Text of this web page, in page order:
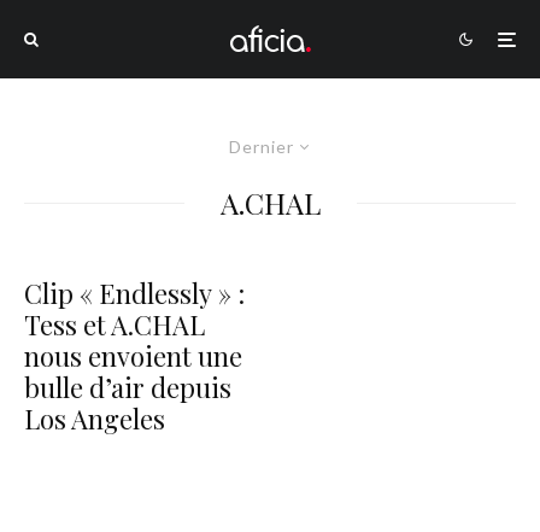
Dernier
A.CHAL
Clip « Endlessly » :
Tess et A.CHAL
nous envoient une
bulle d’air depuis
Los Angeles